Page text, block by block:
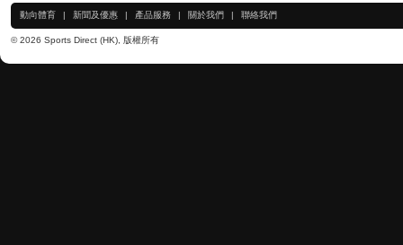
動向體育 | 新聞及優惠 | 產品服務 | 關於我們 | 聯絡我們
© 2026 Sports Direct (HK), 版權所有